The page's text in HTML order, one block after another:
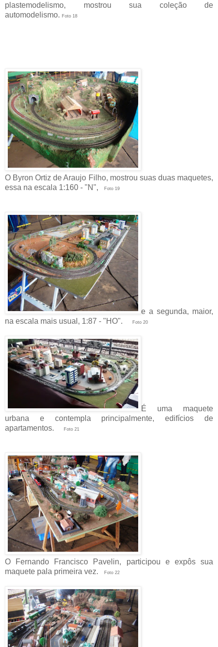
plastemodelismo, mostrou sua coleção de
automodelismo. Foto 18
O Byron Ortiz de Araujo Filho, mostrou suas duas maquetes,
essa na escala 1:160 - "N",
Foto 19
e a segunda, maior,
na escala mais usual, 1:87 - "HO".
Foto 20
É uma maquete
urbana e contempla principalmente, edifícios de
apartamentos.
Foto 21
O Fernando Francisco Pavelin, participou e expôs sua
maquete pala primeira vez.
Foto 22